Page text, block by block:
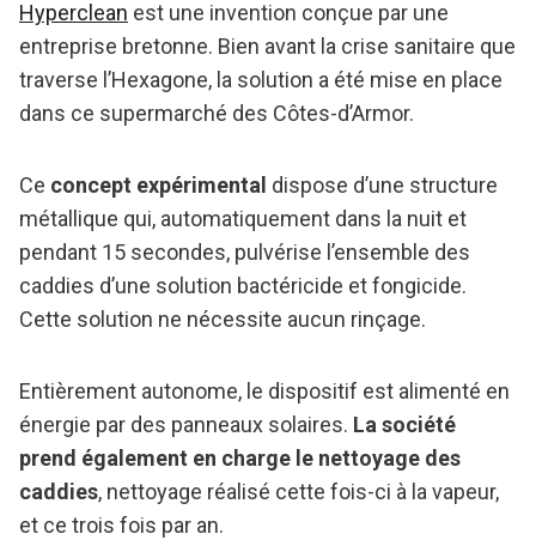
Hyperclean est une invention conçue par une
entreprise bretonne. Bien avant la crise sanitaire que
traverse l’Hexagone, la solution a été mise en place
dans ce supermarché des Côtes-d’Armor.
Ce concept expérimental dispose d’une structure
métallique qui, automatiquement dans la nuit et
pendant 15 secondes, pulvérise l’ensemble des
caddies d’une solution bactéricide et fongicide.
Cette solution ne nécessite aucun rinçage.
Entièrement autonome, le dispositif est alimenté en
énergie par des panneaux solaires. La société
prend également en charge le nettoyage des
caddies, nettoyage réalisé cette fois-ci à la vapeur,
et ce trois fois par an.